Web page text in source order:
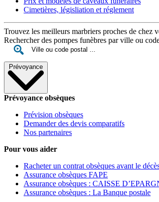
Cimetières, législiation et réglement
Trouvez les meilleurs marbriers proches de chez
Rechercher des pompes funèbres par ville ou
Prévoyance
Prévoyance obsèques
Prévision obsèques
Demander des devis comparatifs
Nos partenaires
Pour vous aider
Racheter un contrat obsèques avant le
Assurance obsèques FAPE
Assurance obsèques : CAISSE
Assurance obsèques : La Banque postale